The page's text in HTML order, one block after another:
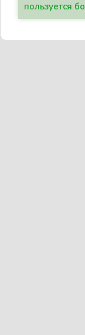
пользуется